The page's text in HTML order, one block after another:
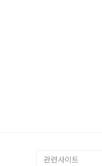
관련사이트